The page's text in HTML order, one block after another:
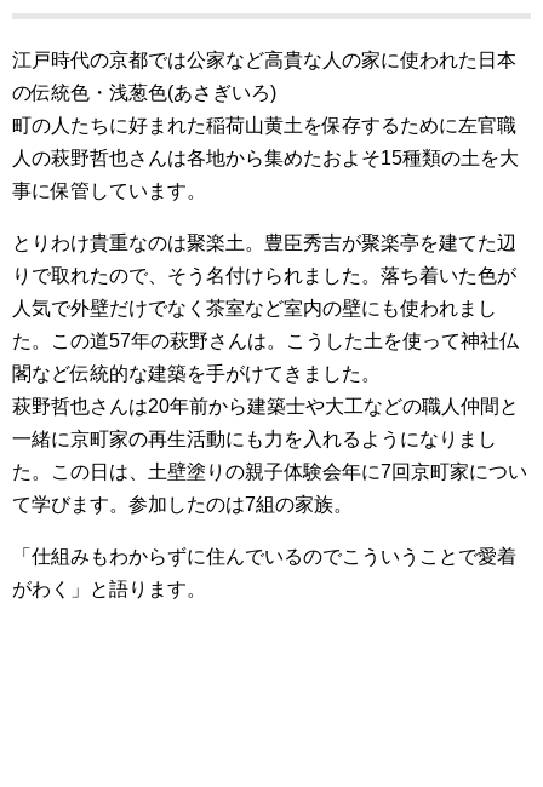
江戸時代の京都では公家など高貴な人の家に使われた日本
の伝統色・浅葱色(あさぎいろ)
町の人たちに好まれた稲荷山黄土を保存するために左官職
人の萩野哲也さんは各地から集めたおよそ15種類の土を大
事に保管しています。
とりわけ貴重なのは聚楽土。豊臣秀吉が聚楽亭を建てた辺
りで取れたので、そう名付けられました。落ち着いた色が
人気で外壁だけでなく茶室など室内の壁にも使われまし
た。この道57年の萩野さんは。こうした土を使って神社仏
閣など伝統的な建築を手がけてきました。
萩野哲也さんは20年前から建築士や大工などの職人仲間と
一緒に京町家の再生活動にも力を入れるようになりまし
た。この日は、土壁塗りの親子体験会年に7回京町家につい
て学びます。参加したのは7組の家族。
「仕組みもわからずに住んでいるのでこういうことで愛着
がわく」と語ります。